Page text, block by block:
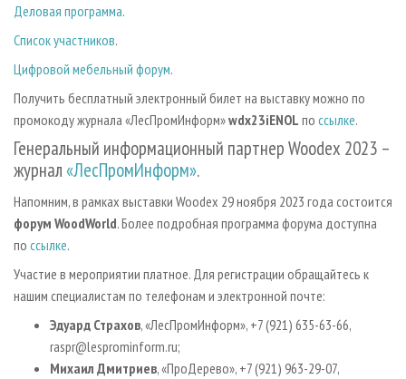
Деловая программа.
Список участников.
Цифровой мебельный форум.
Получить бесплатный электронный билет на выставку можно по
промокоду журнала «ЛесПромИнформ»wdx23iENOL по ссылке.
Генеральный информационный партнер Woodex 2023 –
журнал«ЛесПромИнформ».
Напомним, в рамках выставки Woodex 29 ноября 2023 года состоится
форум WoodWorld. Более подробная программа форума доступна
по ссылке.
Участие в мероприятии платное. Для регистрации обращайтесь к
нашим специалистам по телефонам и электронной почте:
Эдуард Страхов, «ЛесПромИнформ», +7 (921) 635-63-66,
raspr@lesprominform.ru;
Михаил Дмитриев, «ПроДерево», +7 (921) 963-29-07,